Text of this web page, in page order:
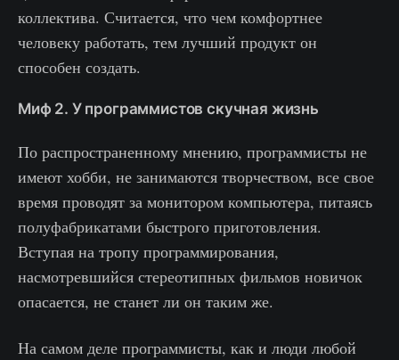
коллектива. Считается, что чем комфортнее
человеку работать, тем лучший продукт он
способен создать.
Миф 2. У программистов скучная жизнь
По распространенному мнению, программисты не
имеют хобби, не занимаются творчеством, все свое
время проводят за монитором компьютера, питаясь
полуфабрикатами быстрого приготовления.
Вступая на тропу программирования,
насмотревшийся стереотипных фильмов новичок
опасается, не станет ли он таким же.
На самом деле программисты, как и люди любой